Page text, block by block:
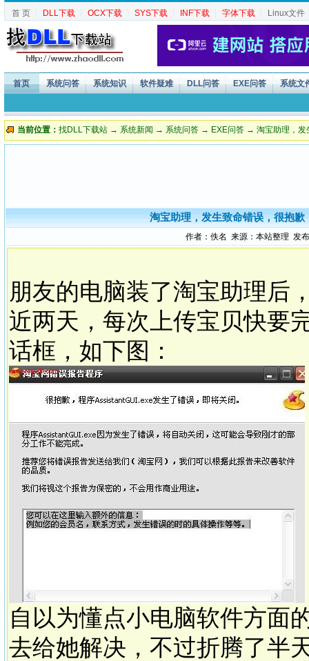
首 页 ┆ DLL下载 ┆ OCX下载 ┆ SYS下载 ┆ INF下载 ┆ 字体下载 ┆ Linux文件
首页 系统问答 系统知识 软件疑难 DLL问答 EXE问答 系统文
当前位置： 找DLL下载站 → 系统新闻 → 系统问答 → EXE问答 → 淘宝助理，发
淘宝助理，发生致命错误，很抱
作者：佚名 来源：本站整理 发
朋友的电脑装了淘宝助理后
近两天，每次上传宝贝快要
话框，如下图：
自以为懂点小电脑软件方面
去给她解决，不过折腾了半